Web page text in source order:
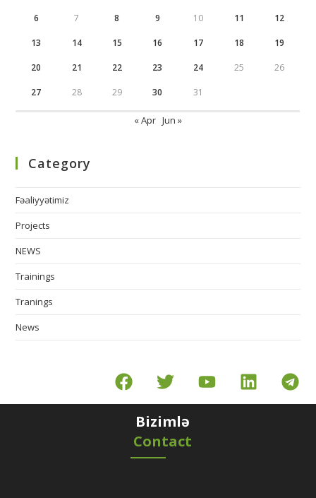
6 7 8 9 10 11 12
13 14 15 16 17 18 19
20 21 22 23 24 25 26
27 28 29 30 31
« Apr Jun »
Category
Fəaliyyətimiz
Projects
NEWS
Trainings
Tranings
News
Bizimlə
Contact